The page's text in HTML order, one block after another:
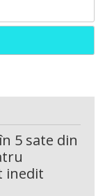
5 sate din
inedit